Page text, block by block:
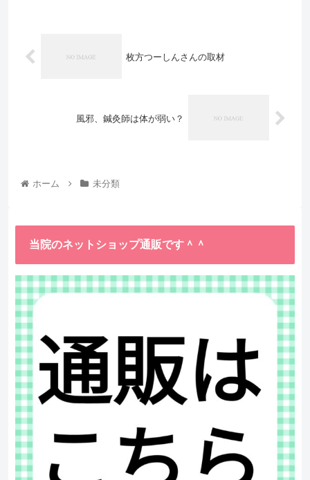
枚方つーしんさんの取材
風邪、鍼灸師は体が弱い？
ホーム 未分類
当院のネットショップ通販です＾＾